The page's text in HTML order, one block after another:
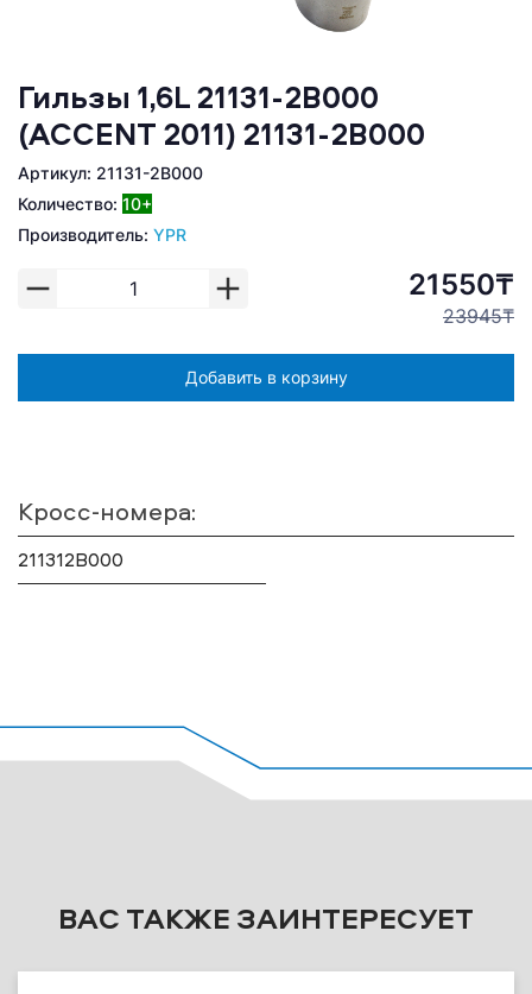
Гильзы 1,6L 21131-2B000
(ACCENT 2011) 21131-2B000
Артикул: 21131-2B000
Количество: 10+
Производитель: YPR
21550₸
23945₸
Добавить в корзину
Кросс-номера:
211312B000
ВАС ТАКЖЕ ЗАИНТЕРЕСУЕТ